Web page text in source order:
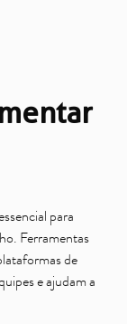
para
Ferramentas
de
e ajudam a